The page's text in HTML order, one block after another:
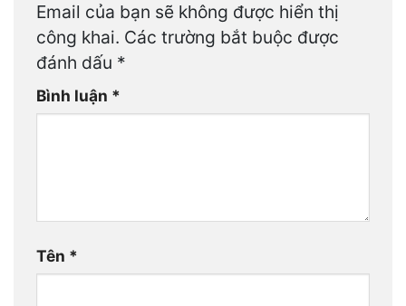
Email của bạn sẽ không được hiển thị
công khai. Các trường bắt buộc được
đánh dấu *
Bình luận *
Tên *